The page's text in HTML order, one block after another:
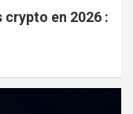
en 2026 :